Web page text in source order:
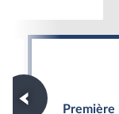
Première